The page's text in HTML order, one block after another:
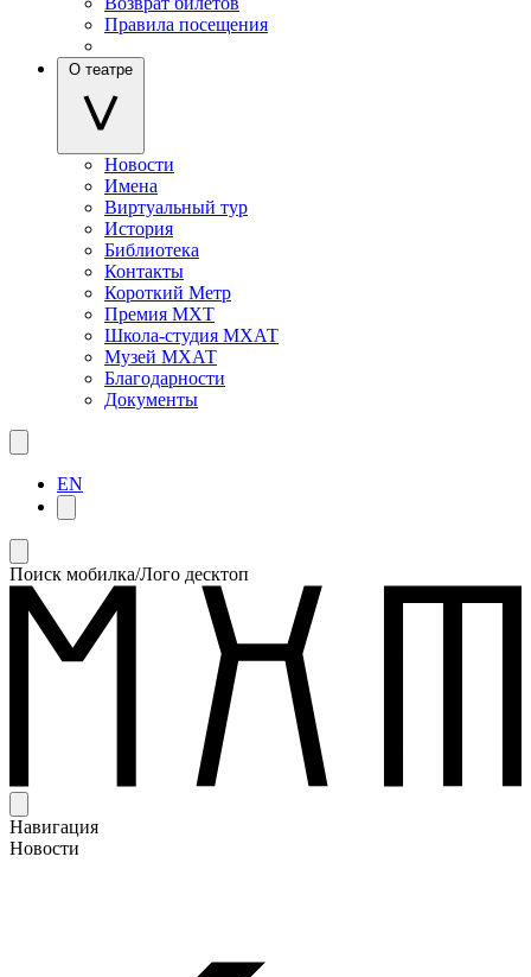
Правила посещения
О театре
Новости
Имена
Виртуальный тур
История
Библиотека
Контакты
Короткий Метр
Премия МХТ
Школа-студия МХАТ
Музей МХАТ
Благодарности
Документы
EN
Поиск мобилка/Лого десктоп
Навигация
Новости